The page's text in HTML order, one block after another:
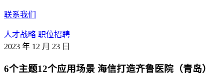
联系我们
人才战略 职位招聘
2023 年 12 月 23 日
6个主题12个应用场景 海信打造齐鲁医院（青岛）